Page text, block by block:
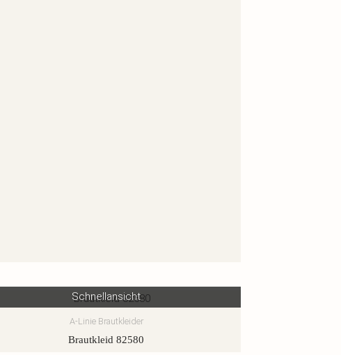
Schnellansicht
A-Linie Brautkleider
Brautkleid 82580